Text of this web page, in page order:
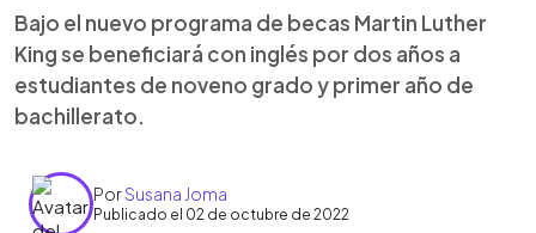
Bajo el nuevo programa de becas Martin Luther
King se beneficiará con inglés por dos años a
estudiantes de noveno grado y primer año de
bachillerato.
PorSusana Joma
Publicado el 02 de octubre de 2022